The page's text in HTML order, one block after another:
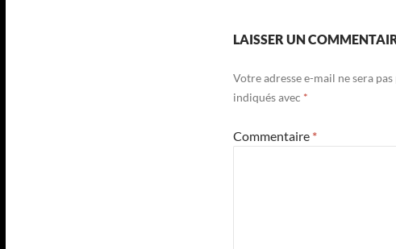
LAISSER UN
Votre adresse e-mail ne sera pas
indiqués avec *
Commentaire *